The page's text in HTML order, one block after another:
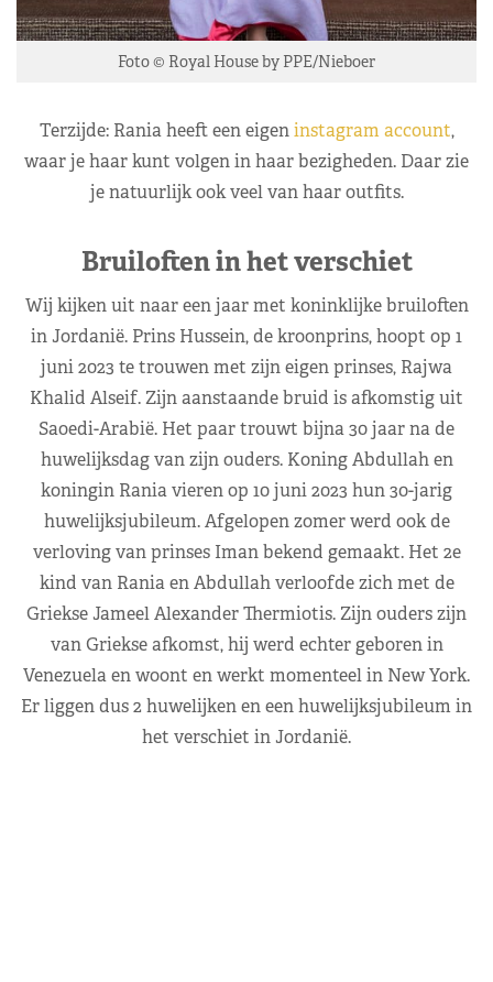
Foto © Royal House by PPE/Nieboer
Terzijde: Rania heeft een eigeninstagram account,
waar je haar kunt volgen in haar bezigheden. Daar zie
je natuurlijk ook veel van haar outfits.
Bruiloften in het verschiet
Wij kijken uit naar een jaar met koninklijke bruiloften
in Jordanië. Prins Hussein, de kroonprins, hoopt op 1
juni 2023 te trouwen met zijn eigen prinses, Rajwa
Khalid Alseif. Zijn aanstaande bruid is afkomstig uit
Saoedi-Arabië. Het paar trouwt bijna 30 jaar na de
huwelijksdag van zijn ouders. Koning Abdullah en
koningin Rania vieren op 10 juni 2023 hun 30-jarig
huwelijksjubileum. Afgelopen zomer werd ook de
verloving van prinses Iman bekend gemaakt. Het 2e
kind van Rania en Abdullah verloofde zich met de
Griekse Jameel Alexander Thermiotis. Zijn ouders zijn
van Griekse afkomst, hij werd echter geboren in
Venezuela en woont en werkt momenteel in New York.
Er liggen dus 2 huwelijken en een huwelijksjubileum in
het verschiet in Jordanië.